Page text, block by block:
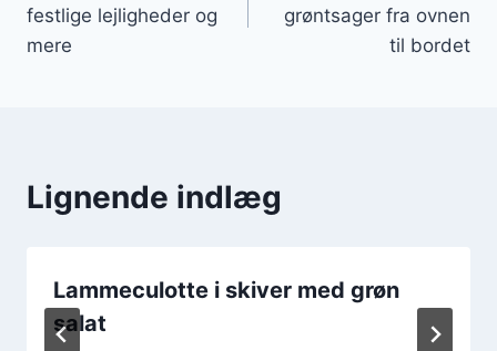
festlige lejligheder og
mere
grøntsager fra ovnen
til bordet
Lignende indlæg
Lammeculotte i skiver med grøn
salat